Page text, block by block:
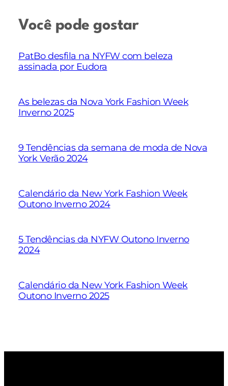
Você pode gostar
PatBo desfila na NYFW com beleza
assinada por Eudora
As belezas da Nova York Fashion Week
Inverno 2025
9 Tendências da semana de moda de Nova
York Verão 2024
Calendário da New York Fashion Week
Outono Inverno 2024
5 Tendências da NYFW Outono Inverno
2024
Calendário da New York Fashion Week
Outono Inverno 2025